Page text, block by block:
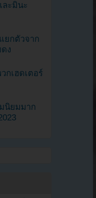
ละมินะ
ยกตัวจาก
ง
กเฮดเตอร์
นิยมมาก